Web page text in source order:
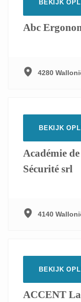
BEKIJK
Abc
4280
BEKIJK
Académie
Sécurité srl
4140
BEKIJK
ACCENT